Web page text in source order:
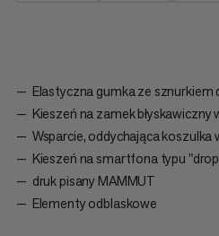
Elastyczna gumka ze sznurkiem
Kieszeń na zamek błyskawiczny
Wsparcie, oddychająca
Kieszeń na smartfona typu
druk pisany MAMMUT
Elementy odblaskowe